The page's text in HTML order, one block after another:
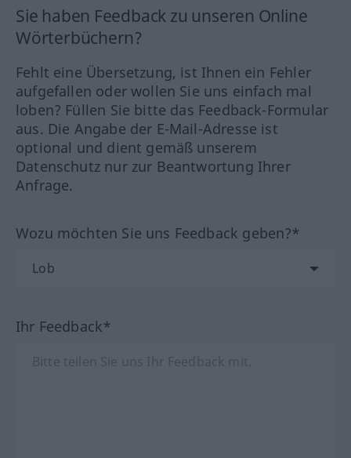
Sie haben Feedback zu unseren Online
Wörterbüchern?
Fehlt eine Übersetzung, ist Ihnen ein Fehler
aufgefallen oder wollen Sie uns einfach mal
loben? Füllen Sie bitte das Feedback-Formular
aus. Die Angabe der E-Mail-Adresse ist
optional und dient gemäß unserem
Datenschutz nur zur Beantwortung Ihrer
Anfrage.
Wozu möchten Sie uns Feedback geben?*
Ihr Feedback*